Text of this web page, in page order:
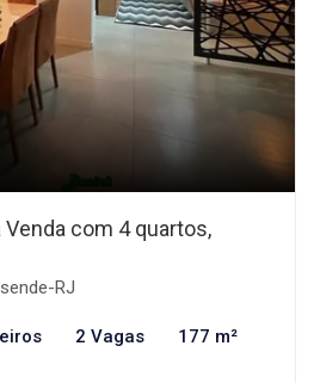
Venda com 4 quartos,
RJ
2 Vagas 177 m²